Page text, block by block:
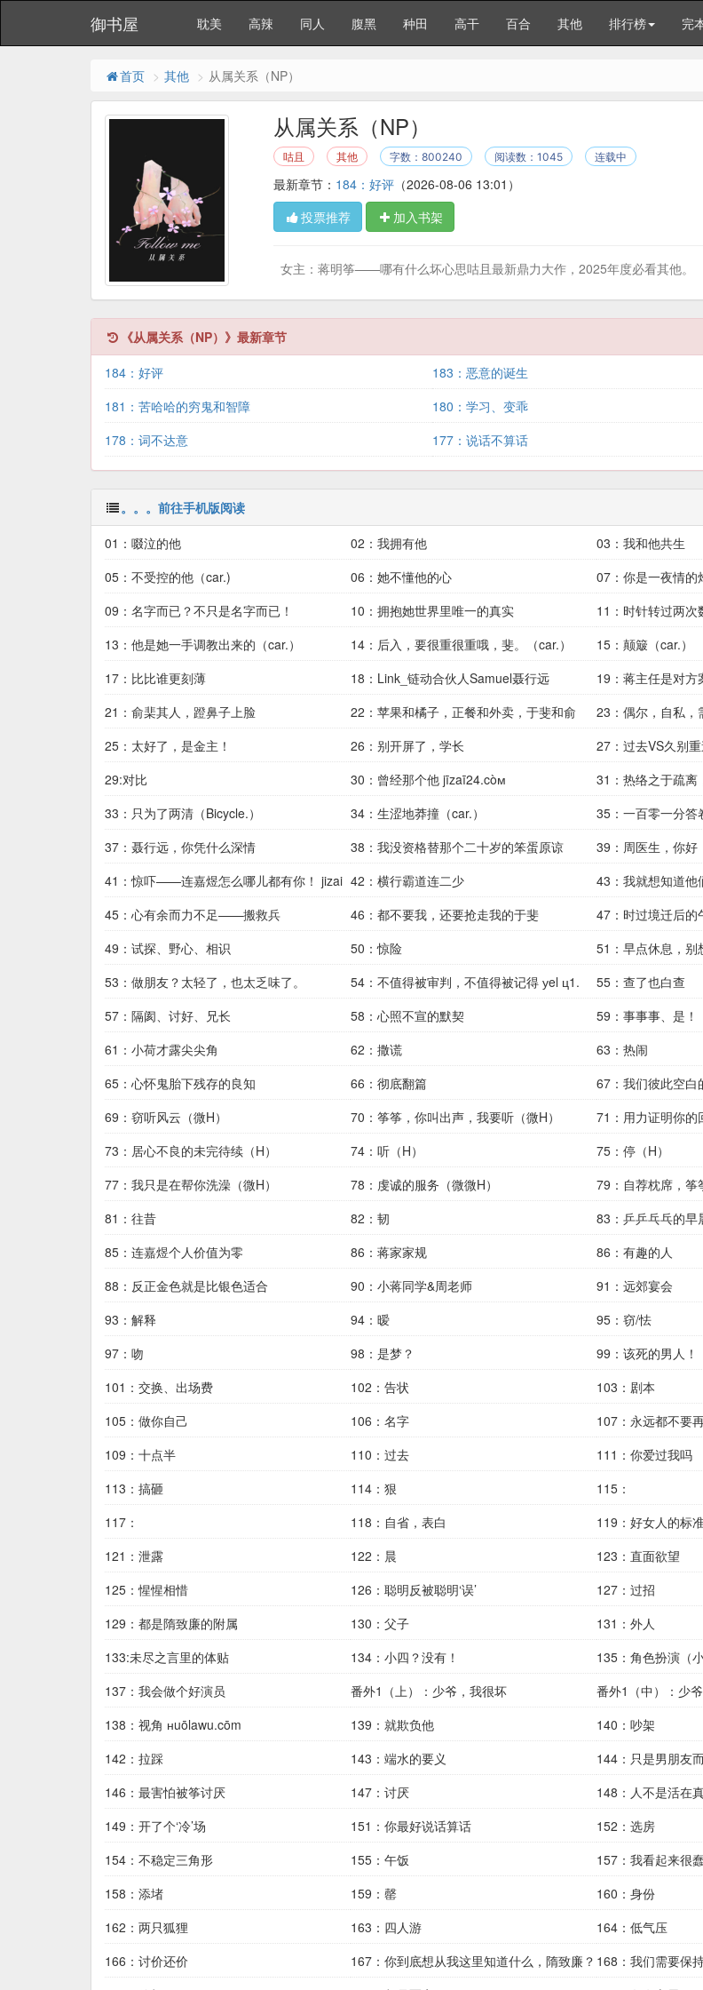
御书屋 耽美 高辣 同人 腹黑 种田 高干 百合 其他 排行榜 完
首页 其他 从属关系（NP）
从属关系（NP）
咕且 其他 字数：800240 阅读数：1045 连载中
最新章节： 184：好评（2026-08-06 13:01）
投票推荐
加入书架
女主：蒋明筝——哪有什么坏心思咕且最新鼎力大作，2025年度必看其他。
《从属关系（NP）》最新章节
184：好评
183：恶意的诞生
181：苦哈哈的穷鬼和智障
180：学习、变乖
178：词不达意
177：说话不算话
。。。前往手机版阅读
01：啜泣的他
02：我拥有他 03：我和他共生
05：不受控的他（car.)
06：她不懂他的心 07：你是一夜情的
09：名字而已？不只是名字而已！
10：拥抱她世界里唯一的真实 11：时针转过两次
13：他是她一手调教出来的（car.）
14：后入，要很重很重哦，斐。（car.） 15：颠簸（car.）
17：比比谁更刻薄
18：Link_链动合伙人Samuel聂行远
19：蒋主任是对
意
21：俞棐其人，蹬鼻子上脸
22：苹果和橘子，正餐和外卖，于斐和俞
棐。
23：偶尔，自私，
25：太好了，是金主！
26：别开屏了，学长 27：过去VS久别
29:对比
30：曾经那个他 jīzaī24.còм 31：热络之于疏离
33：只为了两清（Bicycle.）
34：生涩地莽撞（car.） 35：一百零一分答
37：聂行远，你凭什么深情 38：我没资格替那个二十岁的笨蛋原谅 39：周医生，你好
41：惊吓——连嘉煜怎么哪儿都有你！ jizai 42：横行霸道连二少 43：我就想知道他
45：心有余而力不足——搬救兵
46：都不要我，还要抢走我的于斐 47：时过境迁后的
49：试探、野心、相识
50：惊险 51：早点休息，别
53：做朋友？太轻了，也太乏味了。
54：不值得被审判，不值得被记得 уel ц1. 55：查了也白查
57：隔阂、讨好、兄长
58：心照不宣的默契 59：事事事、是！
61：小荷才露尖尖角
62：撒谎 63：热闹
65：心怀鬼胎下残存的良知
66：彻底翻篇 67：我们彼此空白
69：窃听风云（微H）
70：筝筝，你叫出声，我要听（微H） 71：用力证明你的
73：居心不良的未完待续（H）
74：听（H） 75：停（H）
77：我只是在帮你洗澡（微H）
78：虔诚的服务（微微H） 79：自荐枕席，筝
81：往昔
82：韧 83：乒乒乓乓的早
85：连嘉煜个人价值为零
86：蒋家家规 86：有趣的人
88：反正金色就是比银色适合
90：小蒋同学&周老师 91：远郊宴会
93：解释
94：暧 95：窃/怯
97：吻
98：是梦？ 99：该死的男人！
101：交换、出场费
102：告状 103：剧本
105：做你自己
106：名字 107：永远都不要
109：十点半
110：过去 111：你爱过我吗
113：搞砸
114：狠 115：
117：
118：自省，表白 119：好女人的标
121：泄露
122：晨 123：直面欲望
125：惺惺相惜
126：聪明反被聪明‘误’ 127：过招
129：都是隋致廉的附属
130：父子 131：外人
133:未尽之言里的体贴
134：小四？没有！ 135：角色扮演（
137：我会做个好演员
番外1（上）：少爷，我很坏
番外1（中）：少
爷，
138：视角 нuōlawu.cōm
139：就欺负他 140：吵架
142：拉踩
143：端水的要义 144：只是男朋友
146：最害怕被筝讨厌
147：讨厌 148：人不是活在
149：开了个‘冷’场
151：你最好说话算话 152：选房
154：不稳定三角形
155：午饭 157：我看起来很
158：添堵
159：罄 160：身份
162：两只狐狸
163：四人游 164：低气压
166：讨价还价
167：你到底想从我这里知道什么，隋致廉？ 168：我们需要保